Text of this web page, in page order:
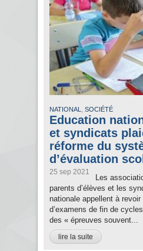
NATIONAL , SOCIÉTÉ
Education
et syndicats
réforme du
d’évaluation
25 sep 2021
Les
parents d’élèves et les
nationale appellent à
d’examens de fin de
des « épreuves souvent...
lire la suite